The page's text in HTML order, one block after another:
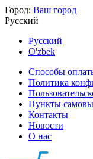
Город: Ваш город
Русский
Русский
O'zbek
Способы
Политика
Пункты
Контакты
Новости
О нас